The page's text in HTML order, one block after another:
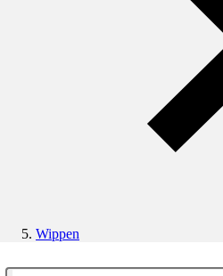
Wippen